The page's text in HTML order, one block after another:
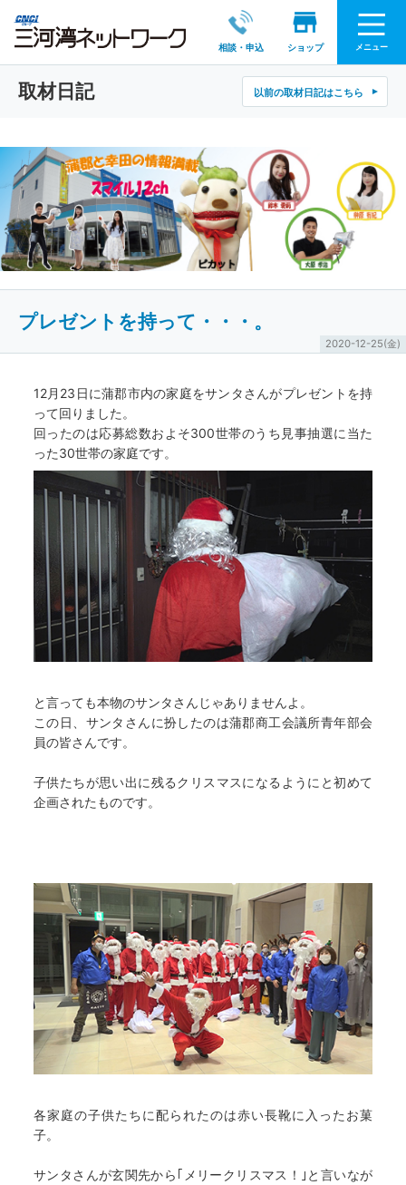
相談・申込 ショップ メニュー
取材日記 以前の取材日記はこちら
プレゼントを持って・・・。
2020-12-25(金)
12月23日に蒲郡市内の家庭をサンタさんがプレゼントを持
って回りました。
回ったのは応募総数およそ300世帯のうち見事抽選に当た
った30世帯の家庭です。
と言っても本物のサンタさんじゃありませんよ。
この日、サンタさんに扮したのは蒲郡商工会議所青年部会
員の皆さんです。
子供たちが思い出に残るクリスマスになるようにと初めて
企画されたものです。
各家庭の子供たちに配られたのは赤い長靴に入ったお菓
子。
サンタさんが玄関先から｢メリークリスマス！｣と言いなが